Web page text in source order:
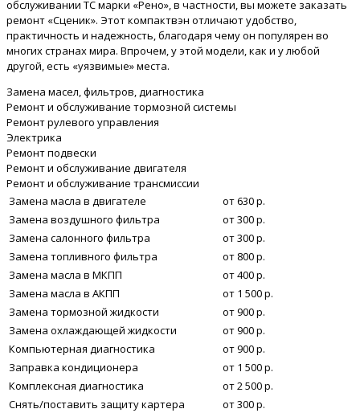
обслуживании ТС марки «Рено», в частности, вы можете заказать
ремонт «Сценик». Этот компактвэн отличают удобство,
практичность и надежность, благодаря чему он популярен во
многих странах мира. Впрочем, у этой модели, как и у любой
другой, есть «уязвимые» места.
Замена масел, фильтров, диагностика
Ремонт и обслуживание тормозной системы
Ремонт рулевого управления
Электрика
Ремонт подвески
Ремонт и обслуживание двигателя
Ремонт и обслуживание трансмиссии
Замена масла в двигателе
от 630 р.
Замена воздушного фильтра
от 300 р.
Замена салонного фильтра
от 300 р.
Замена топливного фильтра
от 800 р.
Замена масла в МКПП
от 400 р.
Замена масла в АКПП
от 1 500 р.
Замена тормозной жидкости
от 900 р.
Замена охлаждающей жидкости
от 900 р.
Компьютерная диагностика
от 900 р.
Заправка кондиционера
от 1 500 р.
Комплексная диагностика
от 2 500 р.
Снять/поставить защиту картера
от 300 р.